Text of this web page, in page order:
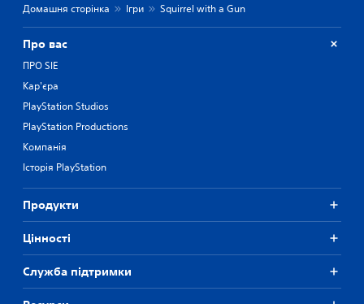
Домашня сторінка Ігри Squirrel with a Gun
Про вас
ПРО SIE
Кар'єра
PlayStation Studios
PlayStation Productions
Компанія
Історія PlayStation
Продукти
Цiнностi
Служба підтримки